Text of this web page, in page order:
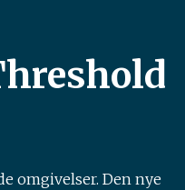
omgivelser. Den nye